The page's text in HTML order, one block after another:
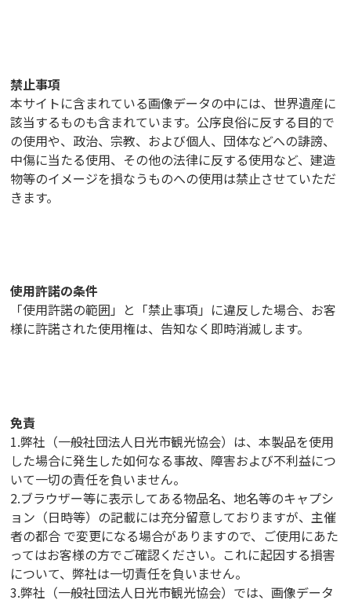
禁止事項
本サイトに含まれている画像データの中には、世界遺産に
該当するものも含まれています。公序良俗に反する目的で
の使用や、政治、宗教、および個人、団体などへの誹謗、
中傷に当たる使用、その他の法律に反する使用など、建造
物等のイメージを損なうものへの使用は禁止させていただ
きます。
使用許諾の条件
「使用許諾の範囲」と「禁止事項」に違反した場合、お客
様に許諾された使用権は、告知なく即時消滅します。
免責
1.弊社（一般社団法人日光市観光協会）は、本製品を使用
した場合に発生した如何なる事故、障害および不利益につ
いて一切の責任を負いません。
2.ブラウザー等に表示してある物品名、地名等のキャプシ
ョン（日時等）の記載には充分留意しておりますが、主催
者の都合 で変更になる場合がありますので、ご使用にあた
ってはお客様の方でご確認ください。これに起因する損害
について、弊社は一切責任を負いません。
3.弊社（一般社団法人日光市観光協会）では、画像データ